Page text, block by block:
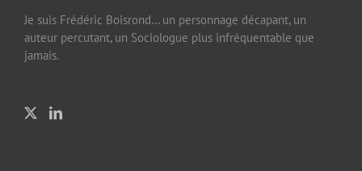
Je suis Frédéric Boisrond… un personnage décapant, un
auteur percutant, un Sociologue plus infréquentable que
jamais.